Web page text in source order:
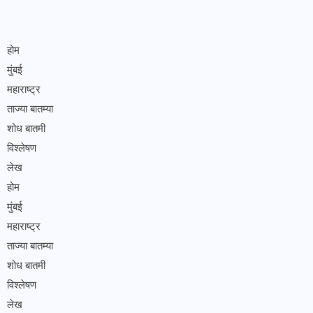
होम
मुंबई
महाराष्ट्र
ताज्या बातम्या
शोध बातमी
विश्लेषण
लेख
होम
मुंबई
महाराष्ट्र
ताज्या बातम्या
शोध बातमी
विश्लेषण
लेख